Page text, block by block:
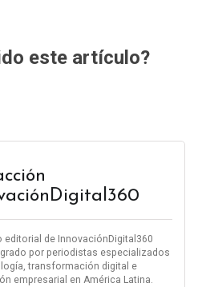
este artículo?
editorial de InnovaciónDigital360
por periodistas especializados
transformación digital e
empresarial en América Latina.